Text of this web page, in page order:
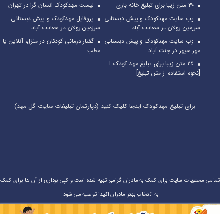
لحظه ورود، و همچنین نحوه تعامل وی با کودکان حاضر در مهد کودک
شما می توانید، برخی از زوایای رفتار مربی را آشکارا ببینید.
نیازهای هر خانواده با یکدیگر متفاوت است، لازم است که قبل از نام
تا هم مربیان با انتظارات شما از آموزش آشنا شوند. و هم شما با شیوه
کودک از تعامل مفید والدین و مربیان بهره مند می گردد. وبا روش
یک خط و محدوده است( با کمی تغییرات جزئی).
مراکز آموزشی با برقراری کلاس های فوق برنامه سعی بر هدایت
۳۰ متن زیبا برای تبلیغ خانه بازی
لیست مهدکودک انسان گرا در تهران
وب سایت مهدکودک و پیش دبستانی
سرزمین رولان در سعادت آباد
پروفایل مهدکودک و پیش دبستانی
سرزمین رولان در سعادت آباد
وب سایت مهدکودک و پیش دبستانی
مهر سپهر در جنت آباد
گفتار درمانی کودکان در منزل، آنلاین یا
مطب
۲۵ متن زیبا برای تبلیغ مهد کودک +
[نحوه استفاده از متن تبلیغ]
برای تبلیغ مهدکودک اینجا کلیک کنید (دپارتمان تبلیغات سایت گل مهد)
تمامی محتویات سایت برای کمک به مادران گرامی تهیه شده است و کپی برداری از آن ها برای کمک
به انتخاب بهتر مادران اکیدا توصیه می شود.